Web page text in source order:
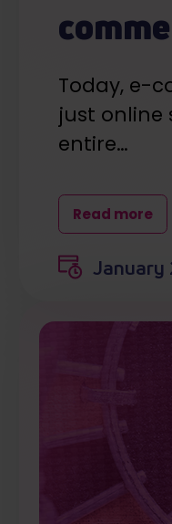
Today, e-
just online
entire…
Read more
January